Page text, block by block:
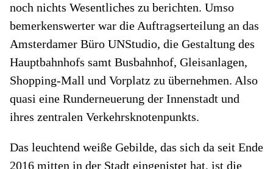
noch nichts Wesentliches zu berichten. Umso
bemerkenswerter war die Auftragserteilung an das
Amsterdamer Büro UNStudio, die Gestaltung des
Hauptbahnhofs samt Busbahnhof, Gleisanlagen,
Shopping-Mall und Vorplatz zu übernehmen. Also
quasi eine Runderneuerung der Innenstadt und
ihres zentralen Verkehrsknotenpunkts.
Das leuchtend weiße Gebilde, das sich da seit Ende
2016 mitten in der Stadt eingenistet hat, ist die